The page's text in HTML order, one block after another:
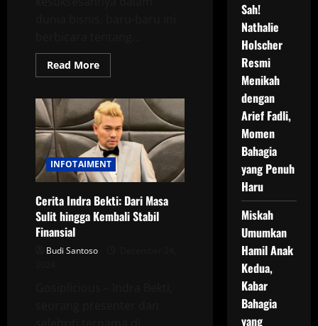
Read MoreRead
more
Rahardja
Bangga
pada
Perubahan
Positif
Asri
Welas
INFOTAIMENT
Cerita Indra Bekti: Dari Masa
Sulit hingga Kembali Stabil
Finansial
Budi Santoso
Sah!
Nathalie
Holscher
Resmi
Menikah
dengan
Arief Fadli,
Momen
Bahagia
yang Penuh
Haru
Miskah
Umumkan
Hamil Anak
Kedua,
Kabar
Bahagia
yang